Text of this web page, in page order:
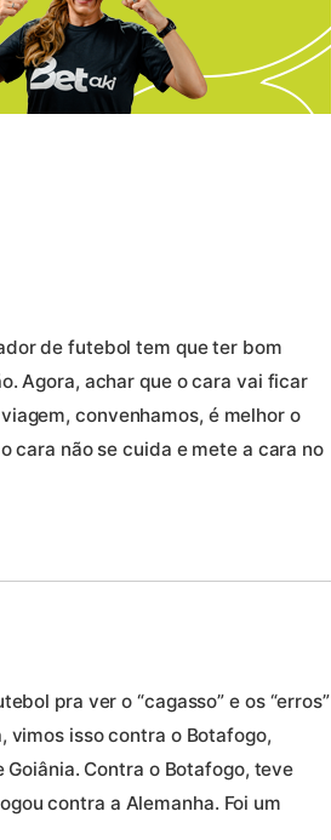
de futebol tem que ter bom
Agora, achar que o cara vai ficar
convenhamos, é melhor o
cara não se cuida e mete a cara no
pra ver o “cagasso” e os “erros”
vimos isso contra o Botafogo,
Contra o Botafogo, teve
contra a Alemanha. Foi um